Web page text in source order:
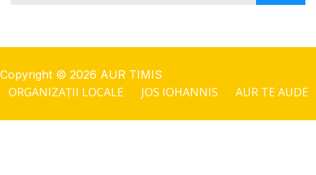
Copyright © 2026 AUR TIMIS
ORGANIZAȚII LOCALE JOS IOHANNIS AUR TE AUDE